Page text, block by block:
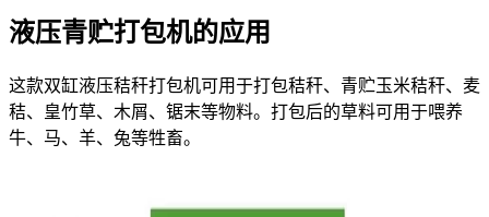
液压青贮打包机的应用
这款双缸液压秸秆打包机可用于打包秸秆、青贮玉米秸秆、麦
秸、皇竹草、木屑、锯末等物料。打包后的草料可用于喂养
牛、马、羊、兔等牲畜。